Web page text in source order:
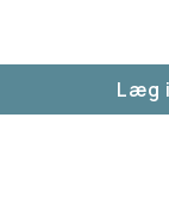
Læg